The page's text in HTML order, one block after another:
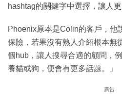
hashtag的關鍵字中選擇，讓人更
Phoenix原本是Colin的客戶，他
保險，若果沒有熟人介紹根本無
個hub，讓人搜尋合適的顧問，
養貓或狗，便會有更多話題。」
廣告